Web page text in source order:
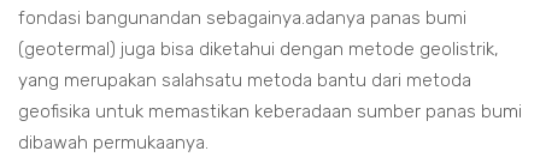
fondasi bangunandan sebagainya.adanya panas bumi
(geotermal) juga bisa diketahui dengan metode geolistrik,
yang merupakan salahsatu metoda bantu dari metoda
geofisika untuk memastikan keberadaan sumber panas bumi
dibawah permukaanya.